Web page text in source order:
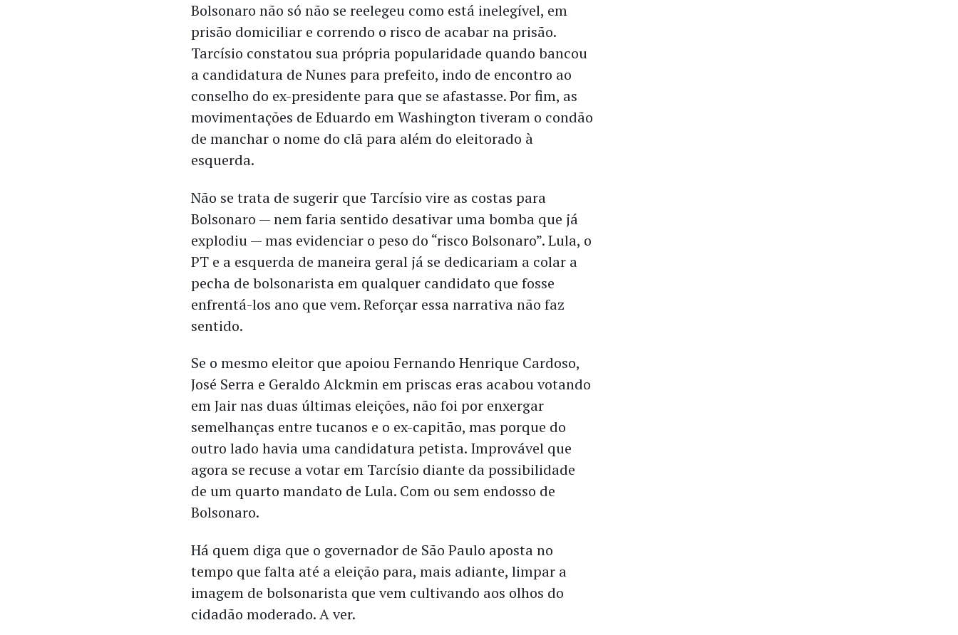
Bolsonaro não só não se reelegeu como está inelegível, em
prisão domiciliar e correndo o risco de acabar na prisão.
Tarcísio constatou sua própria popularidade quando bancou
a candidatura de Nunes para prefeito, indo de encontro ao
conselho do ex-presidente para que se afastasse. Por fim, as
movimentações de Eduardo em Washington tiveram o condão
de manchar o nome do clã para além do eleitorado à
esquerda.
Não se trata de sugerir que Tarcísio vire as costas para
Bolsonaro — nem faria sentido desativar uma bomba que já
explodiu — mas evidenciar o peso do “risco Bolsonaro”. Lula, o
PT e a esquerda de maneira geral já se dedicariam a colar a
pecha de bolsonarista em qualquer candidato que fosse
enfrentá-los ano que vem. Reforçar essa narrativa não faz
sentido.
Se o mesmo eleitor que apoiou Fernando Henrique Cardoso,
José Serra e Geraldo Alckmin em priscas eras acabou votando
em Jair nas duas últimas eleições, não foi por enxergar
semelhanças entre tucanos e o ex-capitão, mas porque do
outro lado havia uma candidatura petista. Improvável que
agora se recuse a votar em Tarcísio diante da possibilidade
de um quarto mandato de Lula. Com ou sem endosso de
Bolsonaro.
Há quem diga que o governador de São Paulo aposta no
tempo que falta até a eleição para, mais adiante, limpar a
imagem de bolsonarista que vem cultivando aos olhos do
cidadão moderado. A ver.